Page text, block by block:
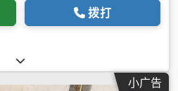
拨打
小广告